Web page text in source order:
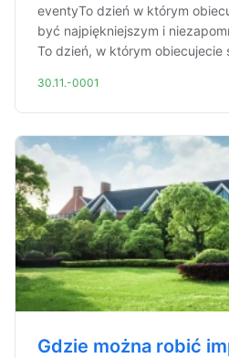
eventyTo dzień w którym
być najpiękniejszym i
To dzień, w którym obiecujecie
30.11.-0001
Gdzie można robić